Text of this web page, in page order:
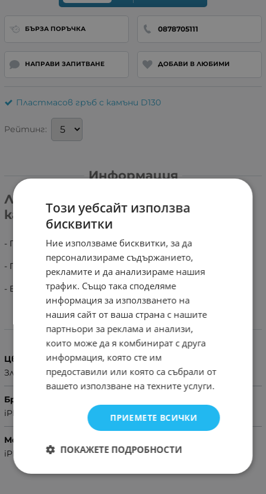
БЪРЗА ПОРЪЧКА 0878705111
НАПРАВИ ЗАПИТВАНЕ ДОБАВИ В ЛЮБИМИ
Пластмасов гръб с камъни D130
Рейтинг:
Информация
Луксозен твърд гръб с лъскави
камъни.
- Пасва перфектно.
- Пълна защита за телефона ви.
- Високо качествена ръчна изработка.
Характеристики
Цвят
Златист
Бранд
iPhone
Модел Телефон
iPhone 14
Този уебсайт използва
бисквитки
Ние използваме бисквитки, за да
персонализираме съдържанието,
рекламите и да анализираме нашия
трафик. Също така споделяме
информация за използването на
нашия сайт от ваша страна с нашите
партньори за реклама и анализи,
които може да я комбинират с друга
информация, която сте им
предоставили или която са събрали от
вашето използване на техните услуги.
ПРИЕМЕТЕ ВСИЧКИ
ПОКАЖЕТЕ ПОДРОБНОСТИ